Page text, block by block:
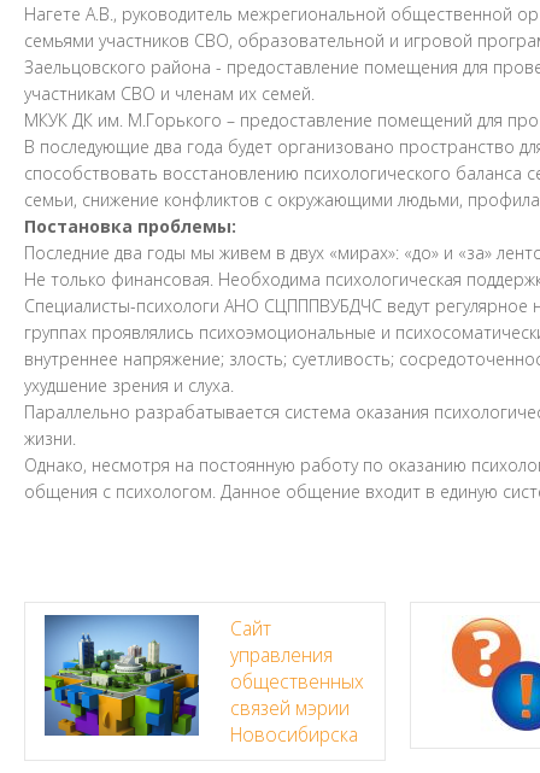
Нагете А.В., руководитель межрегиональной общественной
семьями участников СВО, образовательной и игровой
Заельцовского района - предоставление помещения для
участникам СВО и членам их семей.
МКУК ДК им. М.Горького – предоставление помещений для
В последующие два года будет организовано пространство
способствовать восстановлению психологического
семьи, снижение конфликтов с окружающими людьми,
Постановка проблемы:
Последние два годы мы живем в двух «мирах»: «до» и «за»
Не только финансовая. Необходима психологическая
Специалисты-психологи АНО СЦПППВУБДЧС ведут регулярное
группах проявлялись психоэмоциональные и
внутреннее напряжение; злость; суетливость;
ухудшение зрения и слуха.
Параллельно разрабатывается система оказания
жизни.
Однако, несмотря на постоянную работу по оказанию
общения с психологом. Данное общение входит в единую
Сайт
управления
общественных
связей мэрии
Новосибирска